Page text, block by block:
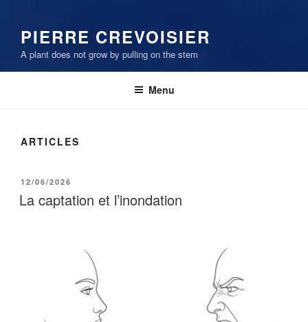
PIERRE CREVOISIER
A plant does not grow by pulling on the stem
Menu
ARTICLES
PUBLIÉ
LE
12/06/2026
La captation et l’inondation